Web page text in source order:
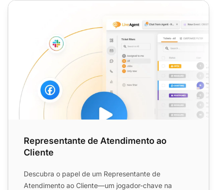
Representante de Atendimento ao Cliente
Representante de Atendimento ao
Cliente
Descubra o papel de um Representante de
Atendimento ao Cliente—um jogador-chave na